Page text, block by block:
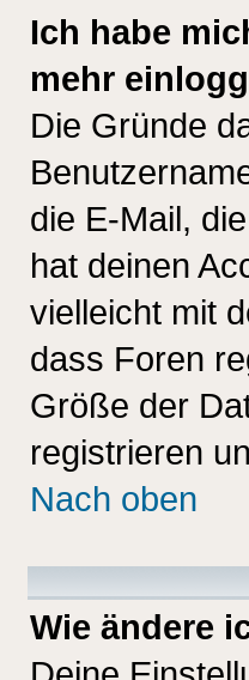
Ich habe
mehr
Die Gründe
die E-Mail,
hat deinen
vielleicht mit
dass Foren
Größe der
registrieren
Nach oben
Wie ändere